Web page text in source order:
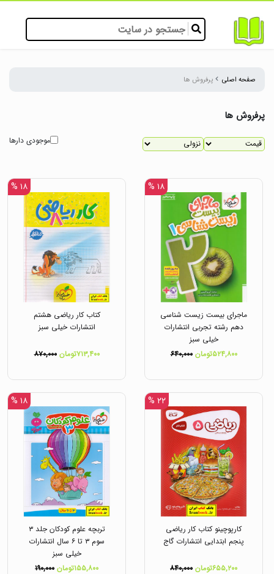
صفحه اصلی پرفروش ها
پرفروش ها
موجودی دارها
۱۸ %
ماجرای بیست زیست شناسی
دهم رشته تجربی انتشارات
خیلی سبز
۵۲۴,۸۰۰تومان
۶۴۰,۰۰۰
۱۸ %
کتاب کار ریاضی هشتم
انتشارات خیلی سبز
۷۱۳,۴۰۰تومان ۸۷۰,۰۰۰
۲۲ %
کارپوچینو کتاب کار ریاضی
پنجم ابتدایی انتشارات گاج
۶۵۵,۲۰۰تومان ۸۴۰,۰۰۰
۱۸ %
تربچه علوم کودکان جلد ۳
سوم ۳ تا ۶ سال انتشارات
خیلی سبز
۱۵۵,۸۰۰تومان
۱۹۰,۰۰۰